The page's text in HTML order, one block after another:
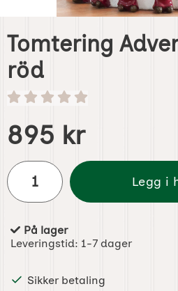
Tomtering
röd
Handle dette produktet,
pris
895 kr
antall
Legg i
Produkttilgjengelighet:
På lager
Leveringstid: 1-7 dager
Sikker betaling